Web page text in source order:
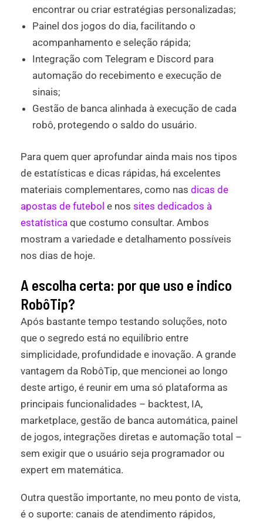
encontrar ou criar estratégias personalizadas;
Painel dos jogos do dia, facilitando o
acompanhamento e seleção rápida;
Integração com Telegram e Discord para
automação do recebimento e execução de
sinais;
Gestão de banca alinhada à execução de cada
robô, protegendo o saldo do usuário.
Para quem quer aprofundar ainda mais nos tipos
de estatísticas e dicas rápidas, há excelentes
materiais complementares, como nas dicas de
apostas de futebol e nos sites dedicados à
estatística que costumo consultar. Ambos
mostram a variedade e detalhamento possíveis
nos dias de hoje.
A escolha certa: por que uso e indico
RobôTip?
Após bastante tempo testando soluções, noto
que o segredo está no equilíbrio entre
simplicidade, profundidade e inovação. A grande
vantagem da RobôTip, que mencionei ao longo
deste artigo, é reunir em uma só plataforma as
principais funcionalidades – backtest, IA,
marketplace, gestão de banca automática, painel
de jogos, integrações diretas e automação total –
sem exigir que o usuário seja programador ou
expert em matemática.
Outra questão importante, no meu ponto de vista,
é o suporte: canais de atendimento rápidos,